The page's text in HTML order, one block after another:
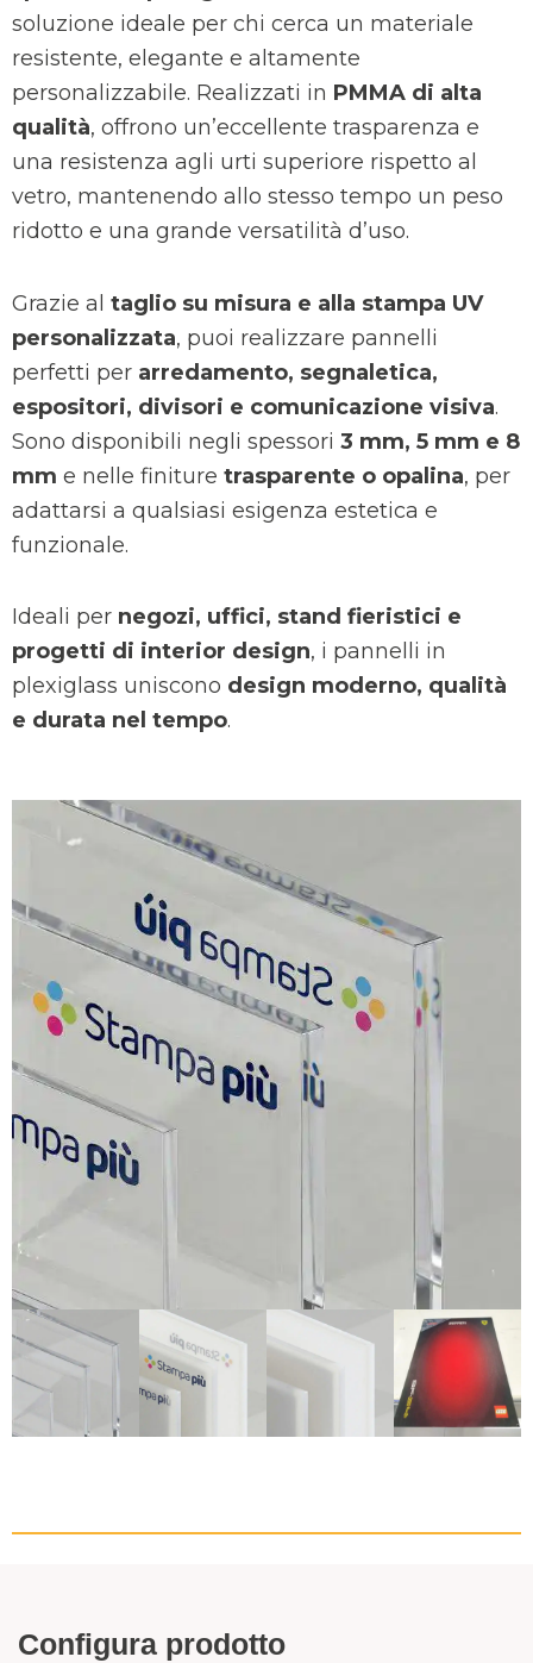
soluzione ideale per chi cerca un materiale
resistente, elegante e altamente
personalizzabile. Realizzati in PMMA di alta
qualità, offrono un’eccellente trasparenza e
una resistenza agli urti superiore rispetto al
vetro, mantenendo allo stesso tempo un peso
ridotto e una grande versatilità d’uso.
Grazie al taglio su misura e alla stampa UV
personalizzata, puoi realizzare pannelli
perfetti per arredamento, segnaletica,
espositori, divisori e comunicazione visiva.
Sono disponibili negli spessori 3 mm, 5 mm e 8
mm e nelle finiture trasparente o opalina, per
adattarsi a qualsiasi esigenza estetica e
funzionale.
Ideali per negozi, uffici, stand fieristici e
progetti di interior design, i pannelli in
plexiglass uniscono design moderno, qualità
e durata nel tempo.
Configura prodotto